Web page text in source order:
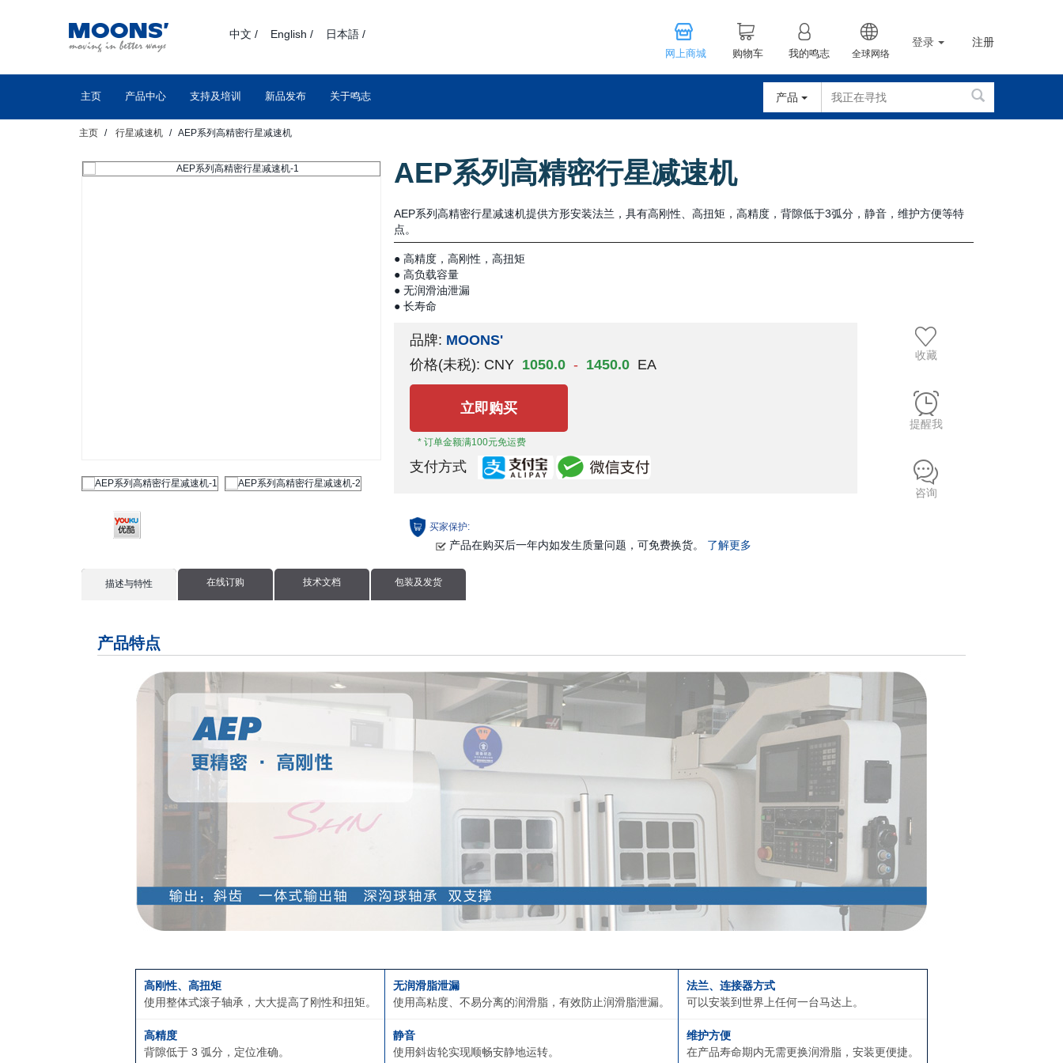
中文 / English / 日本語 /
网上商城 购物车 我的鸣志 全球网络
登录 注册
主页 产品中心 支持及培训 新品发布 关于鸣志 产品
主页 行星减速机 AEP系列高精密行星减速机
AEP系列高精密行星减速机
AEP系列高精密行星减速机提供方形安装法兰，具有高刚性、高扭矩，高精度，背隙低于3弧分，静音，维护方便等特
点。
● 高精度，高刚性，高扭矩
● 高负载容量
● 无润滑油泄漏
● 长寿命
品牌: MOONS'
价格(未税): CNY 1050.0 - 1450.0 EA
立即购买
* 订单金额满100元免运费
支付方式
买家保护:
产品在购买后一年内如发生质量问题，可免费换货。 了解更多
收藏
提醒我
咨询
current
描述与特性 在线订购 技术文档 包装及发货
产品特点
高刚性、高扭矩
使用整体式滚子轴承，大大提高了刚性和扭矩。
无润滑脂泄漏
使用高粘度、不易分离的润滑脂，有效防止润滑脂泄漏。
法兰、连接器方式
可以安装到世界上任何一台马达上。
高精度
背隙低于 3 弧分，定位准确。
静音
使用斜齿轮实现顺畅安静地运转。
维护方便
在产品寿命期内无需更换润滑脂，安装更便捷。